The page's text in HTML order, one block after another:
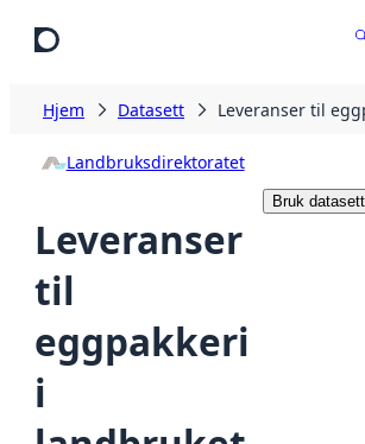
Hjem Datasett Leveranser til
Landbruksdirektoratet
Leveranser
til
eggpakkeri
i
Bruk datasett